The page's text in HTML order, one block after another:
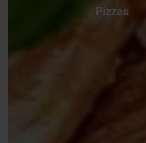
Pizzas